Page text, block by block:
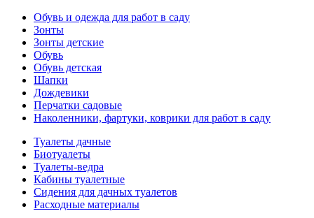
Обувь и одежда для работ в саду
Зонты
Зонты детские
Обувь
Обувь детская
Шапки
Дождевики
Перчатки садовые
Наколенники, фартуки, коврики для работ в саду
Туалеты дачные
Биотуалеты
Туалеты-ведра
Кабины туалетные
Сидения для дачных туалетов
Расходные материалы